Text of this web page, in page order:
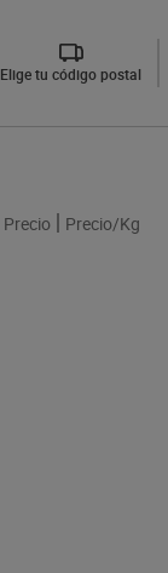
Elige tu código postal
Precio Precio/Kg